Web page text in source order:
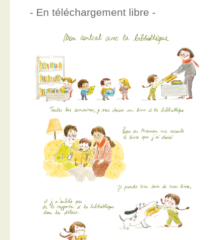
- En téléchargement libre -